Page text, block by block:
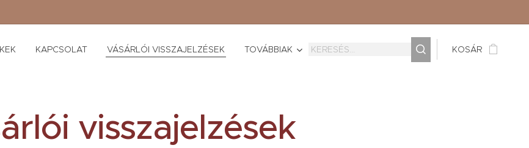
KAPCSOLAT VÁSÁRLÓI VISSZAJELZÉSEK TOVÁBBIAK KOSÁR
visszajelzések